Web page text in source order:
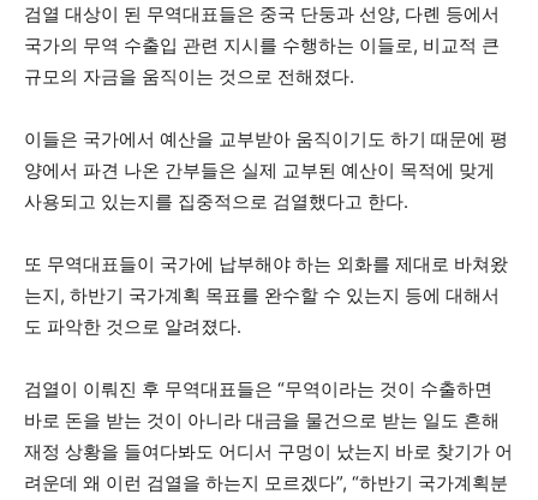
검열 대상이 된 무역대표들은 중국 단둥과 선양, 다롄 등에서
국가의 무역 수출입 관련 지시를 수행하는 이들로, 비교적 큰
규모의 자금을 움직이는 것으로 전해졌다.
이들은 국가에서 예산을 교부받아 움직이기도 하기 때문에 평
양에서 파견 나온 간부들은 실제 교부된 예산이 목적에 맞게
사용되고 있는지를 집중적으로 검열했다고 한다.
또 무역대표들이 국가에 납부해야 하는 외화를 제대로 바쳐왔
는지, 하반기 국가계획 목표를 완수할 수 있는지 등에 대해서
도 파악한 것으로 알려졌다.
검열이 이뤄진 후 무역대표들은 “무역이라는 것이 수출하면
바로 돈을 받는 것이 아니라 대금을 물건으로 받는 일도 흔해
재정 상황을 들여다봐도 어디서 구멍이 났는지 바로 찾기가 어
려운데 왜 이런 검열을 하는지 모르겠다”, “하반기 국가계획분